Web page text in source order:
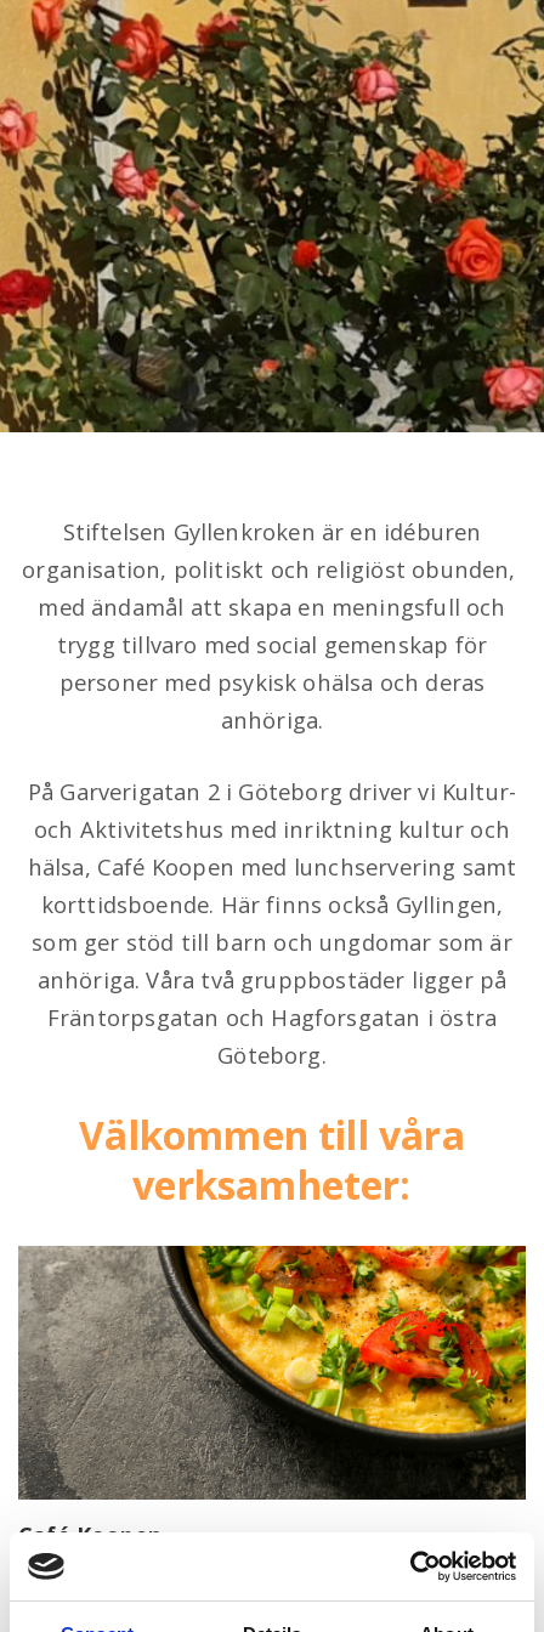
VÄLKOMMEN TILL STIFTELSEN GYLLENKROKEN
En plats som ger utrymme
för alla
KONTAKTA OSS
Stiftelsen Gyllenkroken är en idéburen
organisation, politiskt och religiöst obunden,
med ändamål att skapa en meningsfull och
trygg tillvaro med social gemenskap för
personer med psykisk ohälsa och deras
anhöriga.
På Garverigatan 2 i Göteborg driver vi Kultur-
och Aktivitetshus med inriktning kultur och
hälsa, Café Koopen med lunchservering samt
korttidsboende. Här finns också Gyllingen,
som ger stöd till barn och ungdomar som är
anhöriga. Våra två gruppbostäder ligger på
Fräntorpsgatan och Hagforsgatan i östra
Göteborg.
Välkommen till våra
verksamheter:
Café Koopen